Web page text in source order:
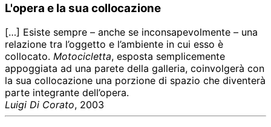
L'opera e la sua collocazione
[…] Esiste sempre – anche se inconsapevolmente – una
relazione tra l’oggetto e l’ambiente in cui esso è
collocato. Motocicletta, esposta semplicemente
appoggiata ad una parete della galleria, coinvolgerà con
la sua collocazione una porzione di spazio che diventerà
parte integrante dell’opera.
Luigi Di Corato, 2003